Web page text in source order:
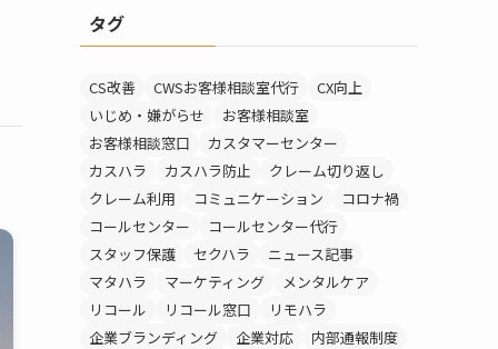
タグ
CS改善 CWSお客様相談室代行
CX向上
いじめ・嫌がらせ
お客様相談室
お客様相談窓口
カスタマーセンター
カスハラ
カスハラ防止
クレーム切り返し
クレーム利用
コミュニケーション
コロナ禍
コールセンター
コールセンター代行
スタッフ保護
セクハラ
ニュース記事
マタハラ
マーケティング
メンタルケア
リコール
リコール窓口
リモハラ
企業ブランディング
企業対応
内部通報制度